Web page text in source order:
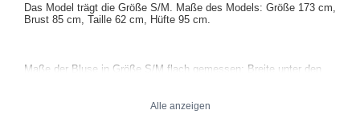
Das Model trägt die Größe S/M. Maße des Models: Größe 173 cm,
Brust 85 cm, Taille 62 cm, Hüfte 95 cm.
Maße der Bluse in Größe S/M flach gemessen: Breite unter den
Alle anzeigen